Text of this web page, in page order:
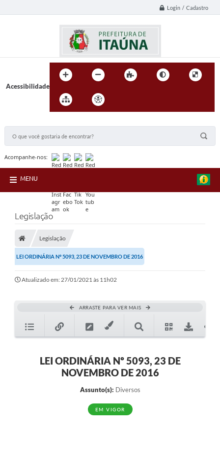
Login / Cadastro
Acessibilidade
Acompanhe-nos:
MENU
Legislação
Legislação
LEI ORDINÁRIA Nº 5093, 23 DE NOVEMBRO DE 2016
Atualizado em: 27/01/2021 às 11h02
ARRASTE PARA VER MAIS
LEI ORDINÁRIA Nº 5093, 23 DE
NOVEMBRO DE 2016
Assunto(s): Diversos
EM VIGOR